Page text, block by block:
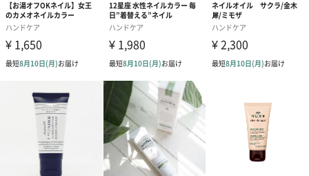
弊社は日本で唯一正規独占販売権をもつ企業で、「cuccio」のお
肌につけるケアラインは全て化粧品登録済。国外生産だからこそ
厳しい輸入審査や検査があります。輸入する毎に日本国内でも商
品の菌検査・検品をしているからこそ安心かつ安全な製品を皆様
にご提供させていただく事ができます。
毎日のアルコール消毒で乾燥が気になる指先に